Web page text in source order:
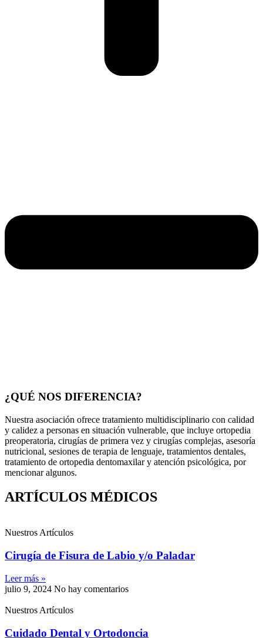
¿QUÉ NOS DIFERENCIA?
Nuestra asociación ofrece tratamiento multidisciplinario con calidad
y calidez a personas en situación vulnerable, que incluye ortopedia
preoperatoria, cirugías de primera vez y cirugías complejas, asesoría
nutricional, sesiones de terapia de lenguaje, tratamientos dentales,
tratamiento de ortopedia dentomaxilar y atención psicológica, por
mencionar algunos.
ARTÍCULOS MÉDICOS
Nuestros Artículos
Cirugía de Fisura de Labio y/o Paladar
Leer más »
julio 9, 2024 No hay comentarios
Nuestros Artículos
Cuidado Dental y Ortodoncia